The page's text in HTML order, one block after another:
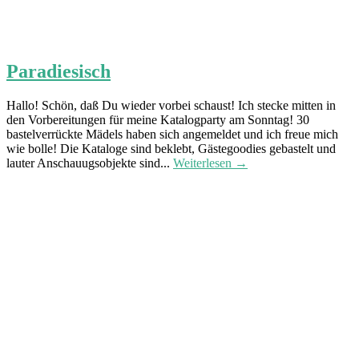
Paradiesisch
Hallo! Schön, daß Du wieder vorbei schaust! Ich stecke mitten in
den Vorbereitungen für meine Katalogparty am Sonntag! 30
bastelverrückte Mädels haben sich angemeldet und ich freue mich
wie bolle! Die Kataloge sind beklebt, Gästegoodies gebastelt und
lauter Anschauugsobjekte sind... Weiterlesen →